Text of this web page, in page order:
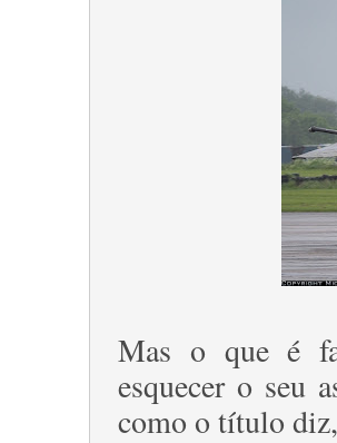
Mas o que é
esquecer o seu
como o título